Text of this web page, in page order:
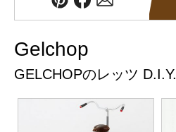
Gelchop
GELCHOPのレッツ D.I.Y.